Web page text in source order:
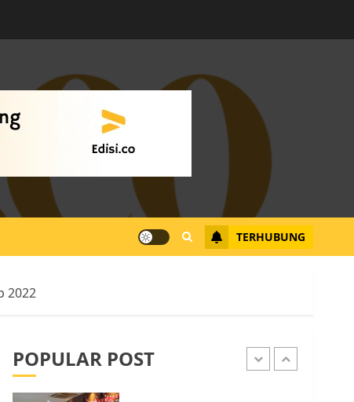
TERHUBUNG
2022
POPULAR POST
Warga Rempang Ajukan
Kota Batam, Soroti
Aktivitas yang Resahkan
0
Batam Berhenti
Merampas Tanah Warga
Rempang
JULI 15, 2026
1 AGUSTUS 1, 2026